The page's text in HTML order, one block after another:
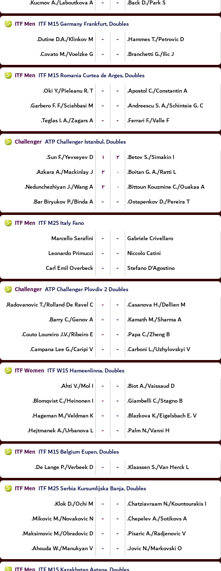
Kucmov A./Laboutkova A.
- - Back D./Park S.
ITF Men ITF M15 Germany Frankfurt, Doubles
Dutine D.A./Klinkov M.
- -
Hammes T./Petrovic D.
Covato M./Voelzke G.
- - Branchetti G./Ilic J.
ITF Men ITF M15 Romania Curtea de Arges, Doubles
Oki Y./Pieleanu R. T.
- -
Apostol C./Constantin A.
Garbero F. F./Sciahbasi M.
- -
Andreescu S. A./Schinteie G. C.
Teglas I. A./Zagars A.
- - Ferrari F./Valle F.
Challenger ATP Challenger Istanbul, Doubles
Sun F./Yevseyev D.
۱ ۲
Betov S./Simakin I.
Azkara A./Mackinlay J.
۲ ۰
Boitan G. A./Ratti L.
Nedunchezhiyan J./Wang A.
۲ ۰
Bittoun Kouzmine C./Ouakaa A.
Bar Biryukov P./Binda A.
- - Ostapenkov D./Pereira T.
ITF Men ITF M25 Italy Fano
Marcello Serafini
- -
Gabriele Crivellaro
Leonardo Primucci
- -
Niccolo Catini
Carl Emil Overbeck
- - Stefano D'Agostino
Challenger ATP Challenger Plovdiv 2 Doubles
Radovanovic T./Rolland De Ravel C.
- -
Casanova H./Dellien M.
Barry C./Genov A.
- -
Kamath M./Sharma A.
Couto Loureiro J.V./Ribeiro E.
- -
Papa C./Zheng B.
Campana Lee G./Caripi V.
- - Carboni L./Uzhylovskyi V.
ITF Women ITF W15 Hameenlinna, Doubles
Ahti V./Mol I.
- -
Biot A./Vaissaud D.
Blomqvist C./Heinonen I.
- -
Giambelli C./Stagno B.
Hageman M./Veldman K.
- -
Blazkova K./Eigelsbach E. V.
Hejtmanek A./Urbanova L.
- - Palm N./Vanni H.
ITF Men ITF M15 Belgium Eupen, Doubles
De Lange P./Verbeek D.
- - Klaassen S./Van Herck L.
ITF Men ITF M25 Serbia Kursumlijska Banja, Doubles
Klok D./Ochi M.
- -
Chatziavraam N./Kountourakis I.
Mikovic M./Novakovic N.
- -
Chepelev A./Sotikovs A.
Maksimovic M./Obradovic D.
- -
Pisaric A./Radjenovic V.
Ahouda W./Manukyan V.
- - Jovic N./Markovski O.